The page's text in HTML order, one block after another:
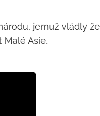
jemuž vládly
Asie.